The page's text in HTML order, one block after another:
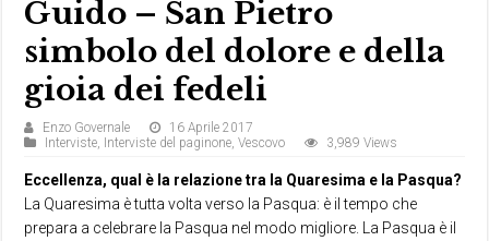
Guido – San Pietro
simbolo del dolore e della
gioia dei fedeli
Enzo Governale
16 Aprile 2017
Interviste, Interviste del paginone,Vescovo 3,989 Views
Eccellenza, qual è la relazione tra la Quaresima e la Pasqua?
La Quaresima è tutta volta verso la Pasqua: è il tempo che
prepara a celebrare la Pasqua nel modo migliore. La Pasqua è il